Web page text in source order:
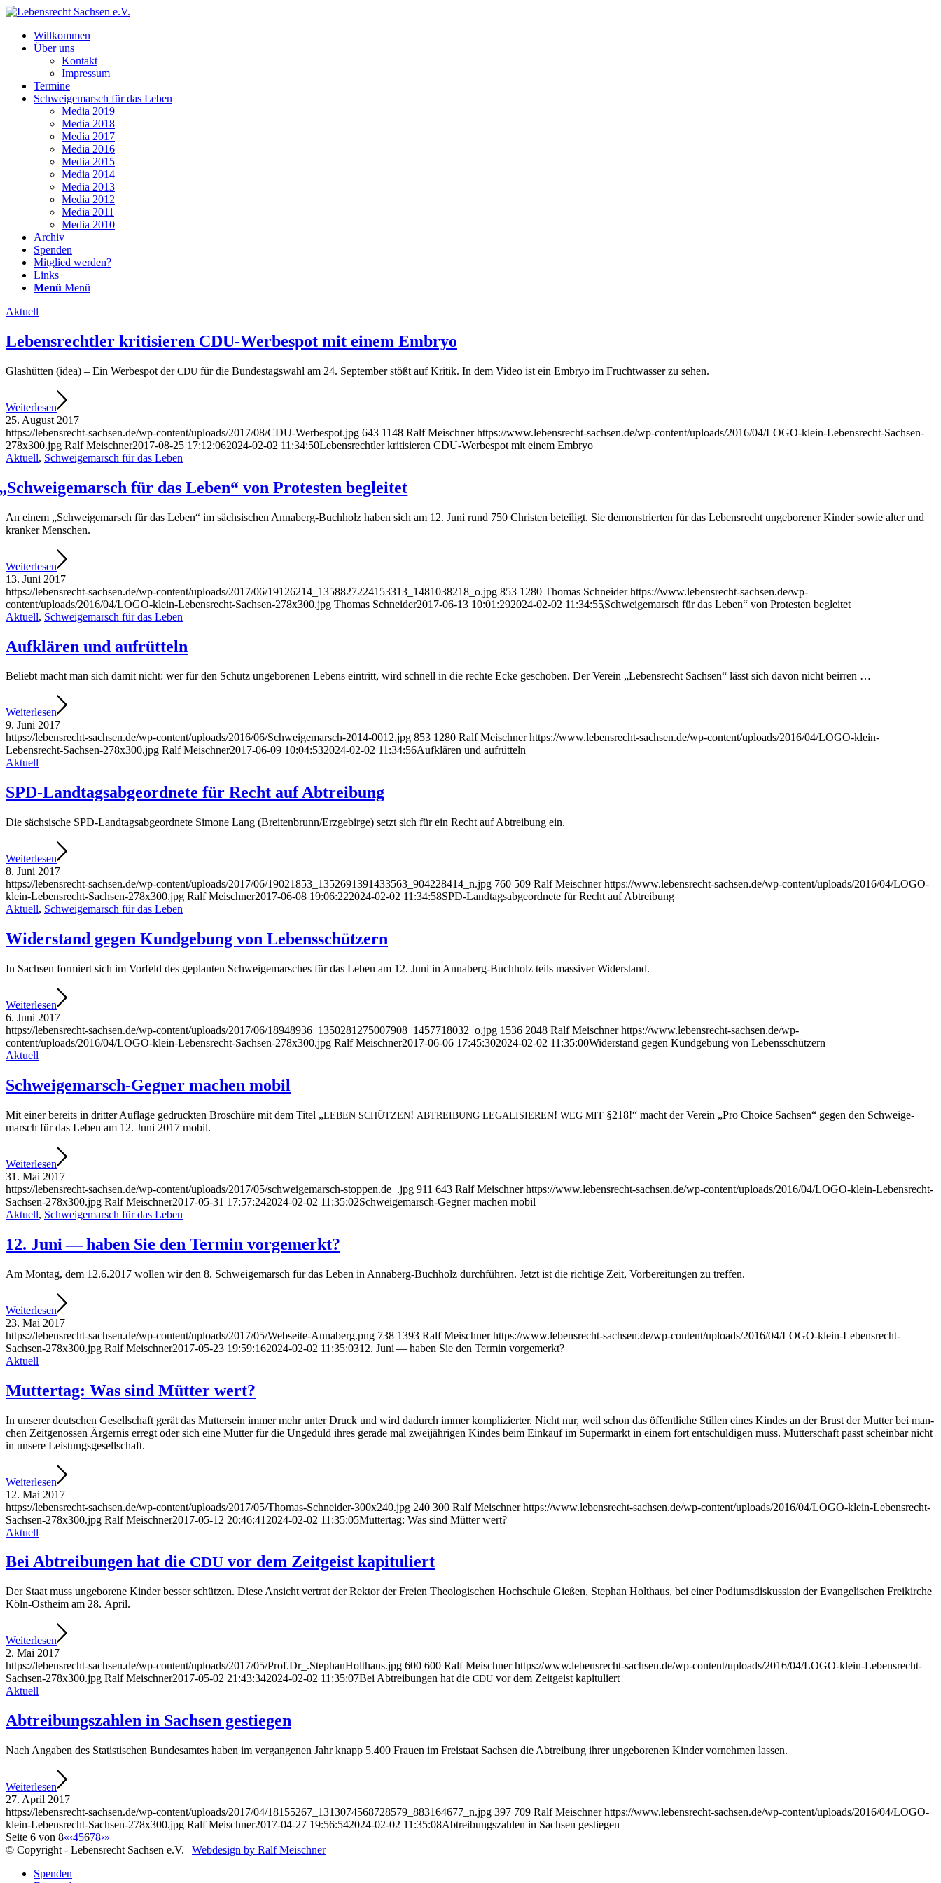
Will­kom­men
Über uns
Kon­takt
Impres­sum
Ter­mi­ne
Schwei­ge­marsch für das Leben
Media 2019
Media 2018
Media 2017
Media 2016
Media 2015
Media 2014
Media 2013
Media 2012
Media 2011
Media 2010
Archiv
Spen­den
Mit­glied werden?
Links
Menü Menü
Aktuell
Lebens­recht­ler kri­ti­sie­ren CDU-Wer­be­spot mit einem Embryo
Glas­hüt­ten (idea) – Ein Wer­be­spot derCDU für die Bun­des­tags­wahl am 24. Sep­tem­ber stößt auf Kri­tik. In dem Video ist ein Embryo im Frucht­was­ser zu sehen.
Wei­ter­le­sen
25. August 2017
https://lebensrecht-sachsen.de/wp-content/uploads/2017/08/CDU-Werbespot.jpg 643 1148 Ralf Meischner https://www.lebensrecht-sachsen.de/wp-content/uploads/2016/04/LOGO-klein-Lebensrecht-Sachsen-
278x300.jpg Ralf Meischner2017-08-25 17:12:062024-02-02 11:34:50Lebens­recht­ler kri­ti­sie­ren CDU-Wer­be­spot mit einem Embryo
Aktuell, Schweigemarsch für das Leben
Schwei­ge­marsch für das Leben“ von Pro­tes­ten begleitet
An einem „Schwei­ge­marsch für das Leben“ im säch­si­schen Anna­berg-Buch­holz haben sich am 12. Juni rund 750 Chris­ten betei­ligt. Sie demons­trier­ten für das Lebens­recht unge­bo­re­ner Kin­der sowie alter und
kran­ker Menschen.
Wei­ter­le­sen
13. Juni 2017
https://lebensrecht-sachsen.de/wp-content/uploads/2017/06/19126214_1358827224153313_1481038218_o.jpg 853 1280 Thomas Schneider https://www.lebensrecht-sachsen.de/wp-
content/uploads/2016/04/LOGO-klein-Lebensrecht-Sachsen-278x300.jpg Thomas Schneider2017-06-13 10:01:292024-02-02 11:34:55
„Schwei­ge­marsch für das Leben“ von Pro­tes­ten begleitet
Aktuell, Schweigemarsch für das Leben
Auf­klä­ren und aufrütteln
Beliebt macht man sich damit nicht: wer für den Schutz unge­bo­re­nen Lebens ein­tritt, wird schnell in die rech­te Ecke gescho­ben. Der Ver­ein „Lebens­recht Sach­sen“ lässt sich davon nicht beirren …
Wei­ter­le­sen
9. Juni 2017
https://lebensrecht-sachsen.de/wp-content/uploads/2016/06/Schweigemarsch-2014-0012.jpg 853 1280 Ralf Meischner https://www.lebensrecht-sachsen.de/wp-content/uploads/2016/04/LOGO-klein-
Lebensrecht-Sachsen-278x300.jpg Ralf Meischner2017-06-09 10:04:532024-02-02 11:34:56Auf­klä­ren und aufrütteln
Aktuell
SPD-Land­tags­ab­ge­ord­ne­te für Recht auf Abtreibung
Die säch­si­sche SPD-Land­tags­ab­ge­ord­ne­te Simo­ne Lang (Breitenbrunn/​Erzgebirge) setzt sich für ein Recht auf Abtrei­bung ein.
Wei­ter­le­sen
8. Juni 2017
https://lebensrecht-sachsen.de/wp-content/uploads/2017/06/19021853_1352691391433563_904228414_n.jpg 760 509 Ralf Meischner https://www.lebensrecht-sachsen.de/wp-content/uploads/2016/04/LOGO-
klein-Lebensrecht-Sachsen-278x300.jpg Ralf Meischner2017-06-08 19:06:222024-02-02 11:34:58SPD-Land­tags­ab­ge­ord­ne­te für Recht auf Abtreibung
Aktuell, Schweigemarsch für das Leben
Wider­stand gegen Kund­ge­bung von Lebensschützern
In Sach­sen for­miert sich im Vor­feld des geplan­ten Schwei­ge­mar­sches für das Leben am 12. Juni in Anna­berg-Buch­holz teils mas­si­ver Widerstand.
Wei­ter­le­sen
6. Juni 2017
https://lebensrecht-sachsen.de/wp-content/uploads/2017/06/18948936_1350281275007908_1457718032_o.jpg 1536 2048 Ralf Meischner https://www.lebensrecht-sachsen.de/wp-
content/uploads/2016/04/LOGO-klein-Lebensrecht-Sachsen-278x300.jpg Ralf Meischner2017-06-06 17:45:302024-02-02 11:35:00Wider­stand gegen Kund­ge­bung von Lebensschützern
Aktuell
Schwei­ge­marsch-Geg­ner machen mobil
Mit einer bereits in drit­ter Auf­la­ge gedruck­ten Bro­schü­re mit dem Titel „LEBEN SCHÜTZEN! ABTREIBUNG LEGALISIEREN! WEG MIT §218!“ macht der Ver­ein „Pro Choice Sach­sen“ gegen den Schwei­ge­
marsch für das Leben am 12. Juni 2017 mobil.
Wei­ter­le­sen
31. Mai 2017
https://lebensrecht-sachsen.de/wp-content/uploads/2017/05/schweigemarsch-stoppen.de_.jpg 911 643 Ralf Meischner https://www.lebensrecht-sachsen.de/wp-content/uploads/2016/04/LOGO-klein-Lebensrecht-
Sachsen-278x300.jpg Ralf Meischner2017-05-31 17:57:242024-02-02 11:35:02Schwei­ge­marsch-Geg­ner machen mobil
Aktuell, Schweigemarsch für das Leben
12. Juni — haben Sie den Ter­min vorgemerkt?
Am Mon­tag, dem 12.6.2017 wol­len wir den 8. Schwei­ge­marsch für das Leben in Anna­berg-Buch­holz durch­füh­ren. Jetzt ist die rich­ti­ge Zeit, Vor­be­rei­tun­gen zu treffen.
Wei­ter­le­sen
23. Mai 2017
https://lebensrecht-sachsen.de/wp-content/uploads/2017/05/Webseite-Annaberg.png 738 1393 Ralf Meischner https://www.lebensrecht-sachsen.de/wp-content/uploads/2016/04/LOGO-klein-Lebensrecht-
Sachsen-278x300.jpg Ralf Meischner2017-05-23 19:59:162024-02-02 11:35:0312. Juni — haben Sie den Ter­min vorgemerkt?
Aktuell
Mut­ter­tag: Was sind Müt­ter wert?
In unse­rer deut­schen Gesell­schaft gerät das Mut­ter­sein immer mehr unter Druck und wird dadurch immer kom­pli­zier­ter. Nicht nur, weil schon das öffent­li­che Stil­len eines Kin­des an der Brust der Mut­ter bei man­
chen Zeit­ge­nos­sen Ärger­nis erregt oder sich eine Mut­ter für die Unge­duld ihres gera­de mal zwei­jäh­ri­gen Kin­des beim Ein­kauf im Super­markt in einem fort ent­schul­di­gen muss. Mut­ter­schaft passt schein­bar nicht
in unse­re Leistungsgesellschaft.
Wei­ter­le­sen
12. Mai 2017
https://lebensrecht-sachsen.de/wp-content/uploads/2017/05/Thomas-Schneider-300x240.jpg 240 300 Ralf Meischner https://www.lebensrecht-sachsen.de/wp-content/uploads/2016/04/LOGO-klein-Lebensrecht-
Sachsen-278x300.jpg Ralf Meischner2017-05-12 20:46:41 2024-02-02 11:35:05Mut­ter­tag: Was sind Müt­ter wert?
Aktuell
Bei Abtrei­bun­gen hat die CDU vor dem Zeit­geist kapituliert
Der Staat muss unge­bo­re­ne Kin­der bes­ser schüt­zen. Die­se Ansicht ver­trat der Rek­tor der Frei­en Theo­lo­gi­schen Hoch­schu­le Gie­ßen, Ste­phan Holt­haus, bei einer Podi­ums­dis­kus­si­on der Evan­ge­li­schen Frei­kir­che
Köln-Ost­heim am 28. April.
Wei­ter­le­sen
2. Mai 2017
https://lebensrecht-sachsen.de/wp-content/uploads/2017/05/Prof.Dr_.StephanHolthaus.jpg 600 600 Ralf Meischner https://www.lebensrecht-sachsen.de/wp-content/uploads/2016/04/LOGO-klein-Lebensrecht-
Sachsen-278x300.jpg Ralf Meischner2017-05-02 21:43:342024-02-02 11:35:07Bei Abtrei­bun­gen hat die CDU vor dem Zeit­geist kapituliert
Aktuell
Abtrei­bungs­zah­len in Sach­sen gestiegen
Nach Anga­ben des Sta­tis­ti­schen Bun­des­am­tes haben im ver­gan­ge­nen Jahr knapp 5.400 Frau­en im Frei­staat Sach­sen die Abtrei­bung ihrer unge­bo­re­nen Kin­der vor­neh­men lassen.
Wei­ter­le­sen
27. April 2017
https://lebensrecht-sachsen.de/wp-content/uploads/2017/04/18155267_1313074568728579_883164677_n.jpg 397 709 Ralf Meischner https://www.lebensrecht-sachsen.de/wp-content/uploads/2016/04/LOGO-
klein-Lebensrecht-Sachsen-278x300.jpg Ralf Meischner2017-04-27 19:56:542024-02-02 11:35:08Abtrei­bungs­zah­len in Sach­sen gestiegen
Seite 6 von 8«‹45678›»
© Copyright - Lebensrecht Sachsen e.V. | Webdesign by Ralf Meischner
Spen­den